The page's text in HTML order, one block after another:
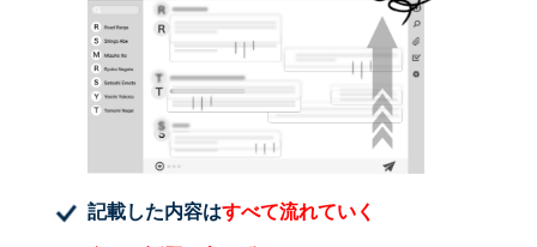
記載した内容はすべて流れていく